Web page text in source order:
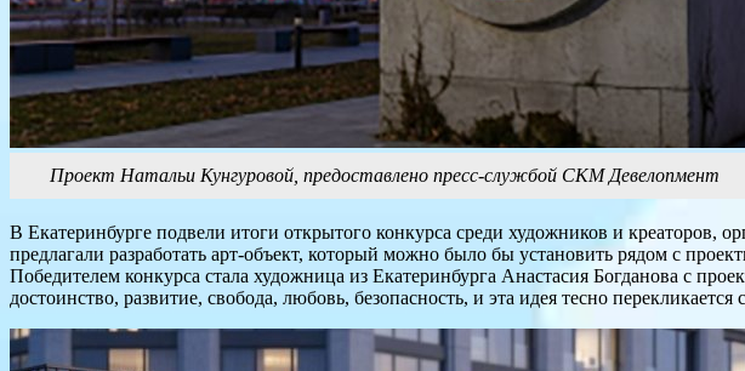
Проект Натальи Кунгуровой, предоставлено пресс-службой СКМ Девелопмент
В Екатеринбурге подвели итоги открытого конкурса среди художников и
предлагали разработать арт-объект, который можно было бы установить рядом с
Победителем конкурса стала художница из Екатеринбурга Анастасия Богданова с
достоинство, развитие, свобода, любовь, безопасность, и эта идея тесно